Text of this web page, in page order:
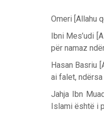
Omeri [Allahu
Ibni Mes’udi
për namaz
Hasan Basriu
ai falet,
Jahja Ibn
Islami është i